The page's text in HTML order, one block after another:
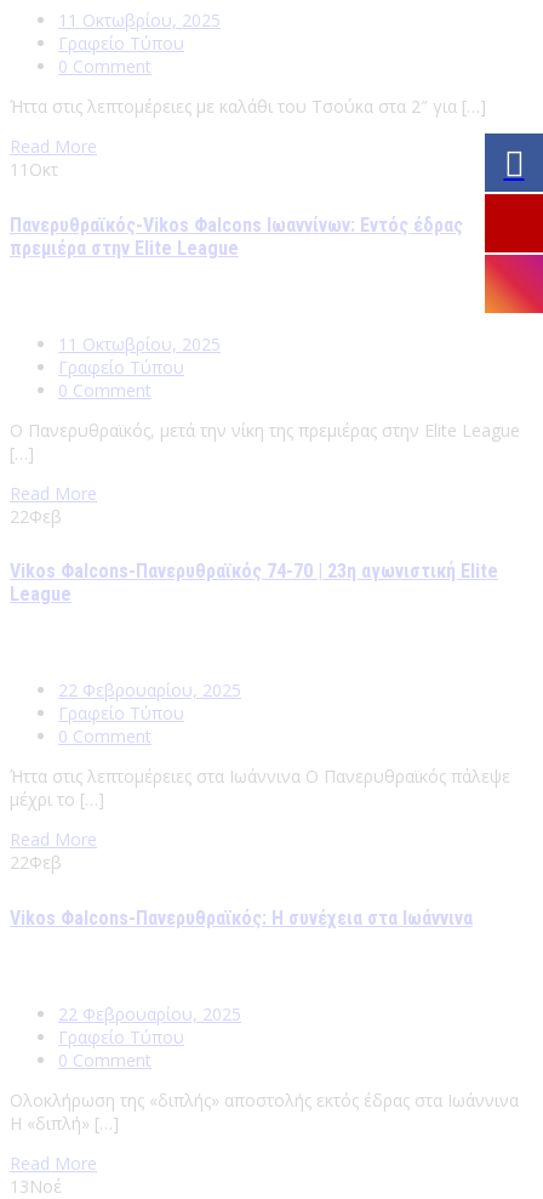
11 Οκτωβρίου, 2025
Γραφείο Τύπου
0 Comment
Ήττα στις λεπτομέρειες με καλάθι του Τσούκα στα 2″ για […]
Read More
11 Οκτ
Πανερυθραϊκός-Vikos Φalcons Ιωαννίνων: Εντός έδρας
πρεμιέρα στην Elite League
11 Οκτωβρίου, 2025
Γραφείο Τύπου
0 Comment
Ο Πανερυθραϊκός, μετά την νίκη της πρεμιέρας στην Elite League
[…]
Read More
22Φεβ
Vikos Φalcons-Πανερυθραϊκός 74-70 | 23η αγωνιστική Elite
League
22 Φεβρουαρίου, 2025
Γραφείο Τύπου
0 Comment
Ήττα στις λεπτομέρειες στα Ιωάννινα Ο Πανερυθραϊκός πάλεψε
μέχρι το […]
Read More
22Φεβ
Vikos Φalcons-Πανερυθραϊκός: Η συνέχεια στα Ιωάννινα
22 Φεβρουαρίου, 2025
Γραφείο Τύπου
0 Comment
Ολοκλήρωση της «διπλής» αποστολής εκτός έδρας στα Ιωάννινα
Η «διπλή» […]
Read More
13Νοέ